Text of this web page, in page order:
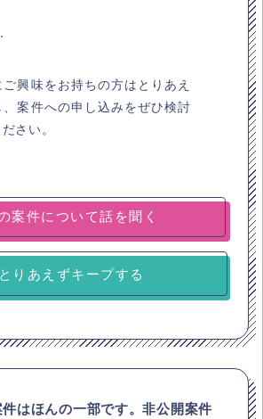
興味をお持ちの方はとりあえ
案件への申し込みをぜひ検討
さい。
とりあえずキープする
はほんの一部です。非公開案件